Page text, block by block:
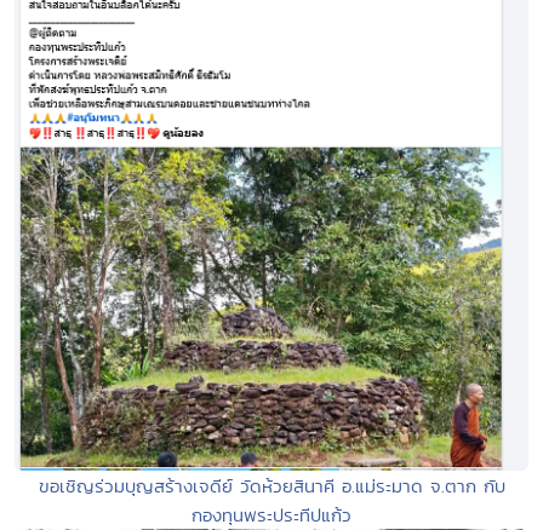
ขอเชิญร่วมบุญสร้างเจดีย์ วัดห้วยสินาคี อ.แม่ระมาด จ.ตาก กับ
กองทุนพระประทีปแก้ว